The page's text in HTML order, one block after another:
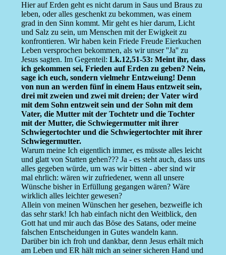
Hier auf Erden geht es nicht darum in Saus und Braus zu
leben, oder alles geschenkt zu bekommen, was einem
grad in den Sinn kommt. Mir geht es hier darum, Licht
und Salz zu sein, um Menschen mit der Ewigkeit zu
konfrontieren. Wir haben kein Friede Freude Eierkuchen
Leben versprochen bekommen, als wir unser ''Ja'' zu
Jesus sagten. Im Gegenteil: Lk.12,51-53: Meint ihr, dass
ich gekommen sei, Frieden auf Erden zu geben? Nein,
sage ich euch, sondern vielmehr Entzweiung! Denn
von nun an werden fünf in einem Haus entzweit sein,
drei mit zweien und zwei mit dreien; der Vater wird
mit dem Sohn entzweit sein und der Sohn mit dem
Vater, die Mutter mit der Tochtetr und die Tochter
mit der Mutter, die Schwiegermutter mit ihrer
Schwiegertochter und die Schwiegertochter mit ihrer
Schwiegermutter.
Warum meine Ich eigentlich immer, es müsste alles leicht
und glatt von Statten gehen??? Ja - es steht auch, dass uns
alles gegeben würde, um was wir bitten - aber sind wir
mal ehrlich: wären wir zufriedener, wenn all unsere
Wünsche bisher in Erfüllung gegangen wären? Wäre
wirklich alles leichter gewesen?
Allein von meinen Wünschen her gesehen, bezweifle ich
das sehr stark! Ich hab einfach nicht den Weitblick, den
Gott hat und mir auch das Böse des Satans, oder meine
falschen Entscheidungen in Gutes wandeln kann.
Darüber bin ich froh und dankbar, denn Jesus erhält mich
am Leben und ER hält mich an seiner sicheren Hand und